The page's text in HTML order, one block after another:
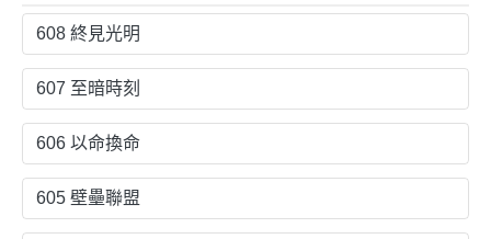
608 終見光明
607 至暗時刻
606 以命換命
605 壁壘聯盟